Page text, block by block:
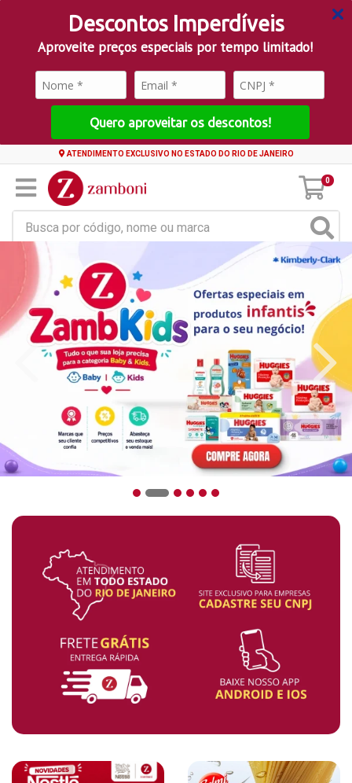
Descontos Imperdíveis
Aproveite preços especiais por tempo limitado!
Quero aproveitar os descontos!
ATENDIMENTO EXCLUSIVO NO ESTADO DO RIO DE JANEIRO
0